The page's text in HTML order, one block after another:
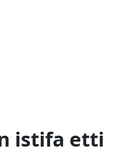
istifa etti